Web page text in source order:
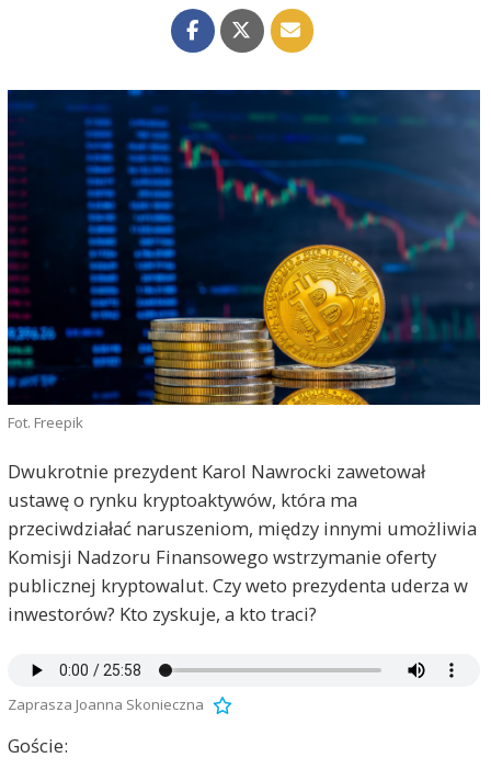
Fot. Freepik
Dwukrotnie prezydent Karol Nawrocki zawetował
ustawę o rynku kryptoaktywów, która ma
przeciwdziałać naruszeniom, między innymi umożliwia
Komisji Nadzoru Finansowego wstrzymanie oferty
publicznej kryptowalut. Czy weto prezydenta uderza w
inwestorów? Kto zyskuje, a kto traci?
Zaprasza Joanna Skonieczna
Goście: